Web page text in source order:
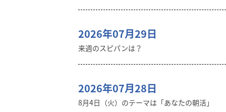
2026年07月29日
来週のスピパンは？
2026年07月28日
8月4日（火）のテーマは「あなたの朝活」